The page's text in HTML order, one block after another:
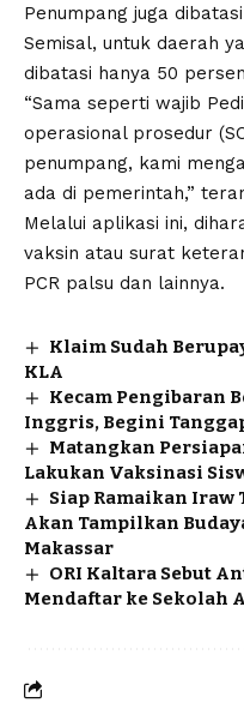
Penumpang juga
Semisal, untuk daerah
dibatasi hanya 50
“Sama seperti wajib
operasional prosedur
penumpang, kami
ada di pemerintah,”
Melalui aplikasi ini,
vaksin atau surat
PCR palsu dan lainnya.
Klaim Sudah
KLA
Kecam Pengibaran
Inggris, Begini
Matangkan
Lakukan Vaksinasi
Siap Ramaikan Iraw
Akan Tampilkan
Makassar
ORI Kaltara Sebut
Mendaftar ke Sekolah